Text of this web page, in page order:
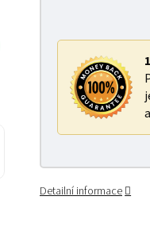
Detailní informace